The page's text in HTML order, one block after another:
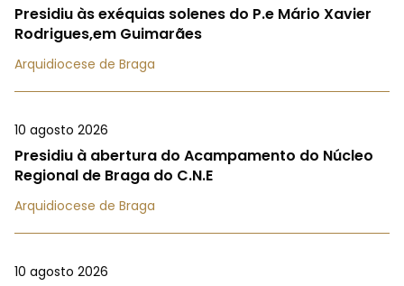
Presidiu às exéquias solenes do P.e Mário Xavier
Rodrigues,em Guimarães
Arquidiocese de Braga
10 agosto 2026
Presidiu à abertura do Acampamento do Núcleo
Regional de Braga do C.N.E
Arquidiocese de Braga
10 agosto 2026